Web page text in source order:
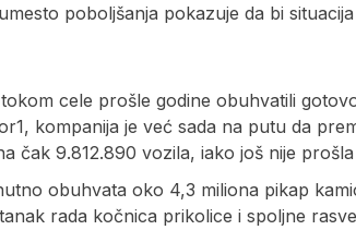
poboljšanja pokazuje da bi
cele prošle godine obuhvatili
kompanija je već sada na putu da
čak 9.812.890 vozila, iako još nije
obuhvata oko 4,3 miliona pikap
rada kočnica prikolice i spoljne